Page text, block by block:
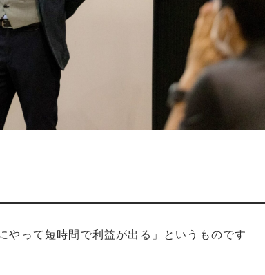
やって短時間で利益が出る」というものです